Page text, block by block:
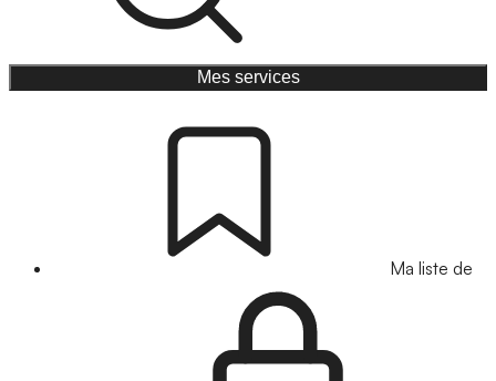
Mes services
Ma liste de